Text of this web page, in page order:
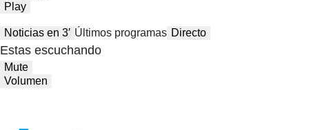
Play
Noticias en 3′ Últimos programas Directo
Estas escuchando
Mute
Volumen